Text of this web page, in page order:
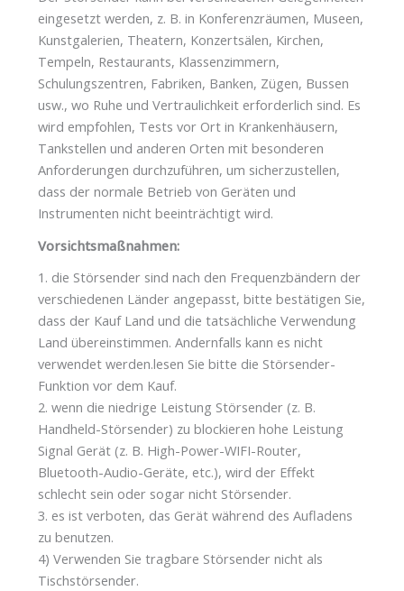
eingesetzt werden, z. B. in Konferenzräumen, Museen,
Kunstgalerien, Theatern, Konzertsälen, Kirchen,
Tempeln, Restaurants, Klassenzimmern,
Schulungszentren, Fabriken, Banken, Zügen, Bussen
usw., wo Ruhe und Vertraulichkeit erforderlich sind. Es
wird empfohlen, Tests vor Ort in Krankenhäusern,
Tankstellen und anderen Orten mit besonderen
Anforderungen durchzuführen, um sicherzustellen,
dass der normale Betrieb von Geräten und
Instrumenten nicht beeinträchtigt wird.
Vorsichtsmaßnahmen:
1. die Störsender sind nach den Frequenzbändern der
verschiedenen Länder angepasst, bitte bestätigen Sie,
dass der Kauf Land und die tatsächliche Verwendung
Land übereinstimmen. Andernfalls kann es nicht
verwendet werden.lesen Sie bitte die Störsender-
Funktion vor dem Kauf.
2. wenn die niedrige Leistung Störsender (z. B.
Handheld-Störsender) zu blockieren hohe Leistung
Signal Gerät (z. B. High-Power-WIFI-Router,
Bluetooth-Audio-Geräte, etc.), wird der Effekt
schlecht sein oder sogar nicht Störsender.
3. es ist verboten, das Gerät während des Aufladens
zu benutzen.
4) Verwenden Sie tragbare Störsender nicht als
Tischstörsender.